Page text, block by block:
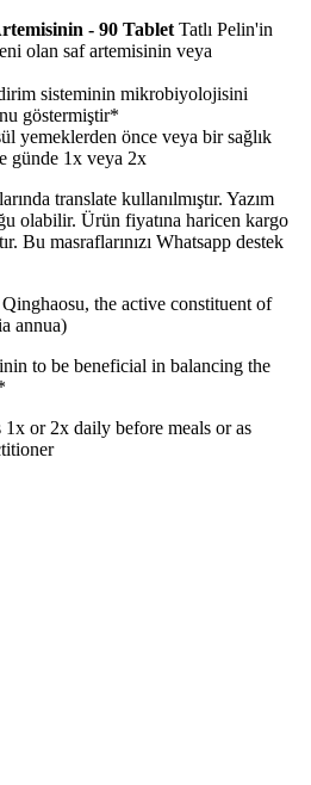
- 90 Tablet Tatlı Pelin'in
olan saf artemisinin veya
sisteminin mikrobiyolojisini
göstermiştir*
yemeklerden önce veya bir sağlık
günde 1x veya 2x
translate kullanılmıştır. Yazım
olabilir. Ürün fiyatına haricen kargo
Bu masraflarınızı Whatsapp destek
the active constituent of
annua)
to be beneficial in balancing the
1x or 2x daily before meals or as